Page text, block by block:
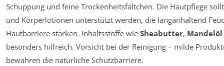
Schuppung und feine Trockenheitsfältchen. Die Hautpflege
und Körperlotionen unterstützt werden, die langanhaltend
Hautbarriere stärken. Inhaltsstoffe wie Sheabutter, Mandelöl
besonders hilfreich. Vorsicht bei der Reinigung – milde
bewahren die natürliche Schutzbarriere.